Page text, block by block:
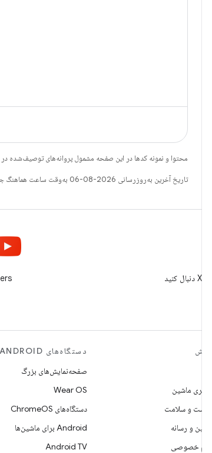
محتوا و نمونه کدها در این صفحه مشمول پروانه‌های توصیف‌شده در
تاریخ آخرین به‌روزرسانی 2026-08-06 به‌وقت ساعت هماهنگ جهانی.
کاوش
یادگیری ماشین
بهداشت و سلامت
دوربین و رسانه
حریم خصوصی
دستگاه‌های ANDROID
صفحه‌نمایش‌های بزرگ
Wear OS
دستگاه‌های ChromeOS
Android برای ماشین‌ها
Android TV